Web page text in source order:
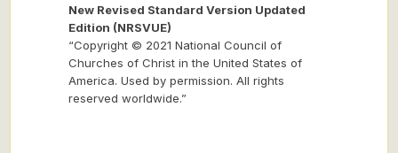
New Revised Standard Version Updated
Edition (NRSVUE)
“Copyright © 2021 National Council of
Churches of Christ in the United States of
America. Used by permission. All rights
reserved worldwide.”